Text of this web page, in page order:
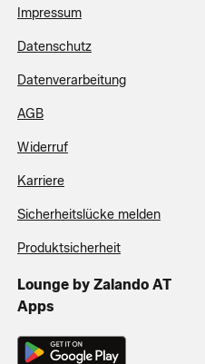
Impressum
Datenschutz
Datenverarbeitung
AGB
Widerruf
Karriere
Sicherheitslücke melden
Produktsicherheit
Lounge by Zalando AT
Apps